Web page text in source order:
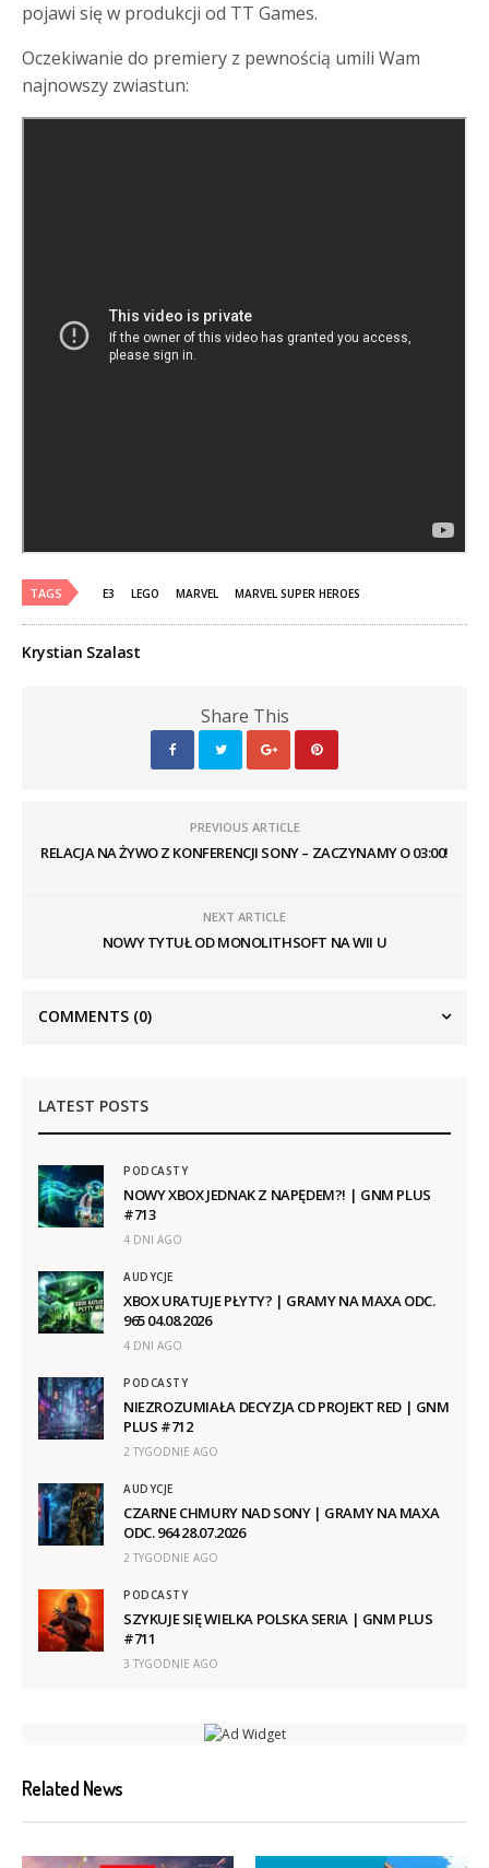
pojawi się w produkcji od TT Games.
Oczekiwanie do premiery z pewnością umili Wam
najnowszy zwiastun:
TAGS E3 LEGO MARVEL MARVEL SUPER HEROES
Krystian Szalast
Share This
PREVIOUS ARTICLE
RELACJA NA ŻYWO Z KONFERENCJI SONY – ZACZYNAMY O 03:00!
NEXT ARTICLE
NOWY TYTUŁ OD MONOLITHSOFT NA WII U
COMMENTS (0)
LATEST POSTS
PODCASTY
NOWY XBOX JEDNAK Z NAPĘDEM?! | GNM PLUS
#713
4 DNI AGO
AUDYCJE
XBOX URATUJE PŁYTY? | GRAMY NA MAXA ODC.
965 04.08.2026
4 DNI AGO
PODCASTY
NIEZROZUMIAŁA DECYZJA CD PROJEKT RED | GNM
PLUS #712
2 TYGODNIE AGO
AUDYCJE
CZARNE CHMURY NAD SONY | GRAMY NA MAXA
ODC. 964 28.07.2026
2 TYGODNIE AGO
PODCASTY
SZYKUJE SIĘ WIELKA POLSKA SERIA | GNM PLUS
#711
3 TYGODNIE AGO
Related News